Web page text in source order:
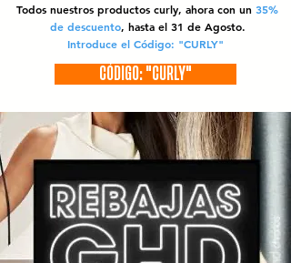
Todos nuestros productos curly, ahora con un 35%
de descuento, hasta el 31 de Agosto.
Introduce el Código: "CURLY"
CÓDIGO: "CURLY"